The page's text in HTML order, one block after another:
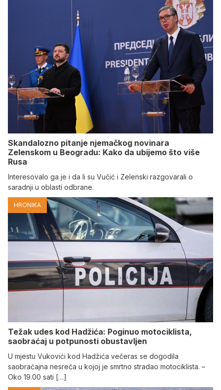
Skandalozno pitanje njemačkog novinara
Zelenskom u Beogradu: Kako da ubijemo što više
Rusa
Interesovalo ga je i da li su Vučić i Zelenski razgovarali o
saradnji u oblasti odbrane.
HRONIKA
Težak udes kod Hadžića: Poginuo motociklista,
saobraćaj u potpunosti obustavljen
U mjestu Vukovići kod Hadžića večeras se dogodila
saobraćajna nesreća u kojoj je smrtno stradao motociklista. –
Oko 19.00 sati […]